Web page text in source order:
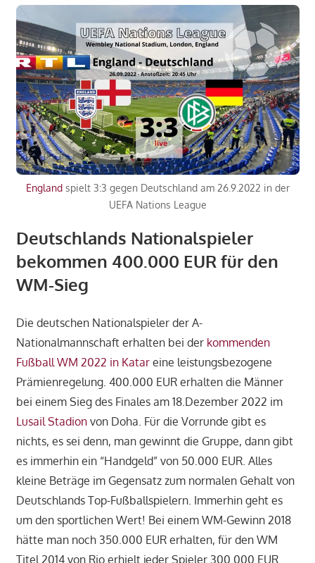
England spielt 3:3 gegen Deutschland am 26.9.2022 in der
UEFA Nations League
Deutschlands Nationalspieler
bekommen 400.000 EUR für den
WM-Sieg
Die deutschen Nationalspieler der A-
Nationalmannschaft erhalten bei der kommenden
Fußball WM 2022 in Katareine leistungsbezogene
Prämienregelung. 400.000 EUR erhalten die Männer
bei einem Sieg des Finales am 18.Dezember 2022 im
Lusail Stadionvon Doha. Für die Vorrunde gibt es
nichts, es sei denn, man gewinnt die Gruppe, dann gibt
es immerhin ein “Handgeld” von 50.000 EUR. Alles
kleine Beträge im Gegensatz zum normalen Gehalt von
Deutschlands Top-Fußballspielern. Immerhin geht es
um den sportlichen Wert! Bei einem WM-Gewinn 2018
hätte man noch 350.000 EUR erhalten, für den WM
Titel 2014 von Rio erhielt jeder Spieler 300.000 EUR.